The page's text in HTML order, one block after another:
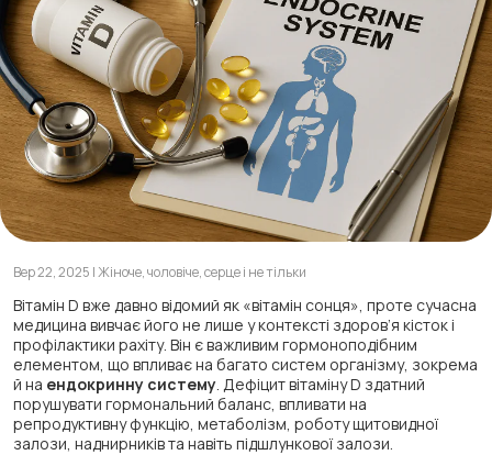
Вер 22, 2025 | Жіноче, чоловіче, серце і не тільки
Вітамін D вже давно відомий як «вітамін сонця», проте сучасна
медицина вивчає його не лише у контексті здоров’я кісток і
профілактики рахіту. Він є важливим гормоноподібним
елементом, що впливає на багато систем організму, зокрема
й на ендокринну систему . Дефіцит вітаміну D здатний
порушувати гормональний баланс, впливати на
репродуктивну функцію, метаболізм, роботу щитовидної
залози, наднирників та навіть підшлункової залози.